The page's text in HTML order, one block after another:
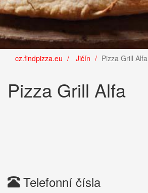
cz.findpizza.eu Jičín Pizza Grill Alfa
Pizza Grill Alfa
Telefonní čísla